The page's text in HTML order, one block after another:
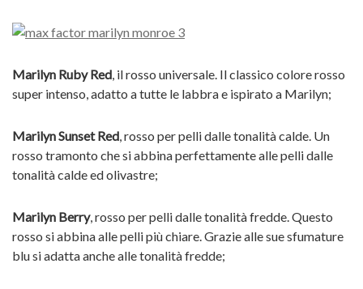
Marilyn Ruby Red, il rosso universale. Il classico colore rosso
super intenso, adatto a tutte le labbra e ispirato a Marilyn;
Marilyn Sunset Red, rosso per pelli dalle tonalità calde. Un
rosso tramonto che si abbina perfettamente alle pelli dalle
tonalità calde ed olivastre;
Marilyn Berry, rosso per pelli dalle tonalità fredde. Questo
rosso si abbina alle pelli più chiare. Grazie alle sue sfumature
blu si adatta anche alle tonalità fredde;